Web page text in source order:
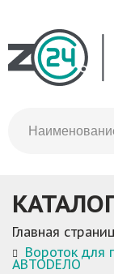
Главная
Вороток для
АВТОDЕЛО